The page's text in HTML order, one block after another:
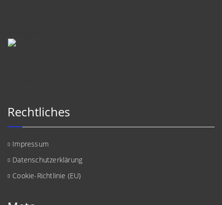
Rechtliches
Impressum
Datenschutzerklärung
Cookie-Richtlinie (EU)